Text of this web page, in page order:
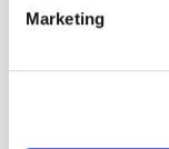
Marketing